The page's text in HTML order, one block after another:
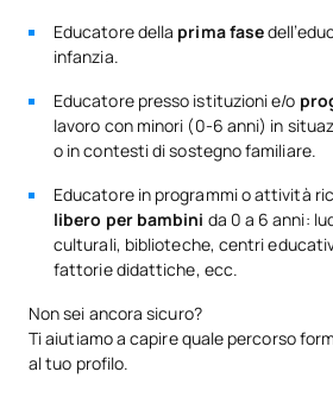
Educatore della prima fase
infanzia.
Educatore presso istituzioni e/o
lavoro con minori (0-6 anni) in
o in contesti di sostegno familiare.
Educatore in programmi o attività
libero per bambini da 0 a 6 anni:
culturali, biblioteche, centri
fattorie didattiche, ecc.
Non sei ancora sicuro?
Ti aiutiamo a capire quale percorso
al tuo profilo.